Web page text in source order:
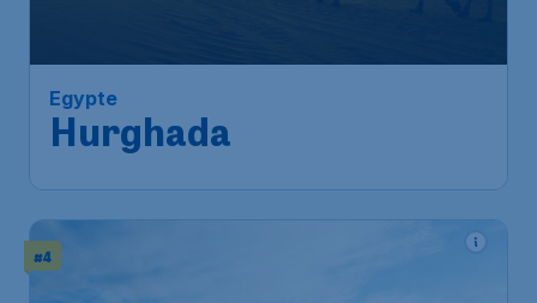
Egypte
Hurghada
#4